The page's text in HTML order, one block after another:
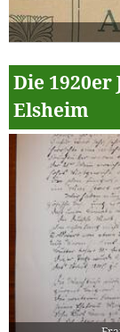
Die 1920er
Elsheim